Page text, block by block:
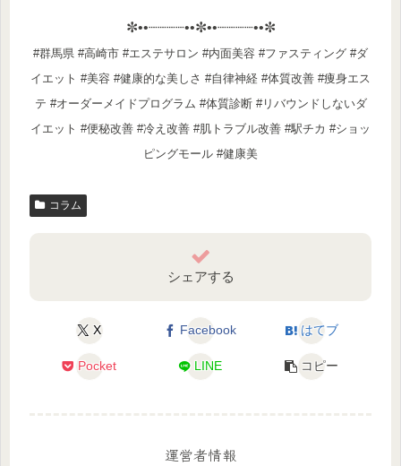
✼••┈┈┈┈••✼••┈┈┈┈••✼
#群馬県 #高崎市 #エステサロン #内面美容 #ファスティング #ダ
イエット #美容 #健康的な美しさ #自律神経 #体質改善 #痩身エス
テ #オーダーメイドプログラム #体質診断 #リバウンドしないダ
イエット #便秘改善 #冷え改善 #肌トラブル改善 #駅チカ #ショッ
ピングモール #健康美
コラム
シェアする
X Facebook はてブ
Pocket LINE コピー
運営者情報